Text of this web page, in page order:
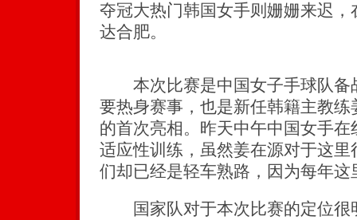
夺冠大热门韩国女手则姗姗来迟
达合肥。
本次比赛是中国女子手球队备
要热身赛事，也是新任韩籍主教
的首次亮相。昨天中午中国女手
适应性训练，虽然姜在源对于这
们却已经是轻车熟路，因为每年
国家队对于本次比赛的定位很